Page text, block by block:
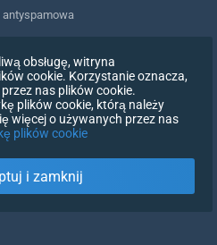
antyspamowa
moje dane
zgody
SIĘ
obsługę, witryna
cookie. Korzystanie oznacza,
nas plików cookie.
plików cookie, którą należy
więcej o używanych przez nas
plików cookie
i zamknij